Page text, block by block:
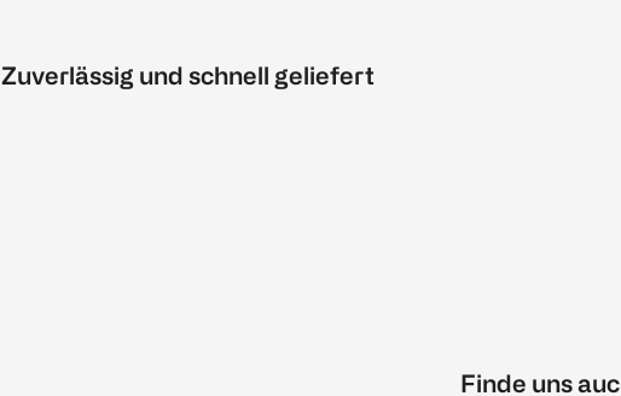
Zuverlässig und schnell geliefert
Finde uns